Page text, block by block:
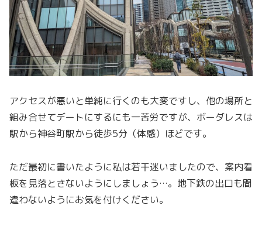
アクセスが悪いと単純に行くのも大変ですし、他の場所と
組み合せてデートにするにも一苦労ですが、ボーダレスは
駅から神谷町駅から徒歩5分（体感）ほどです。
ただ最初に書いたように私は若干迷いましたので、案内看
板を見落とさないようにしましょう…。地下鉄の出口も間
違わないようにお気を付けください。